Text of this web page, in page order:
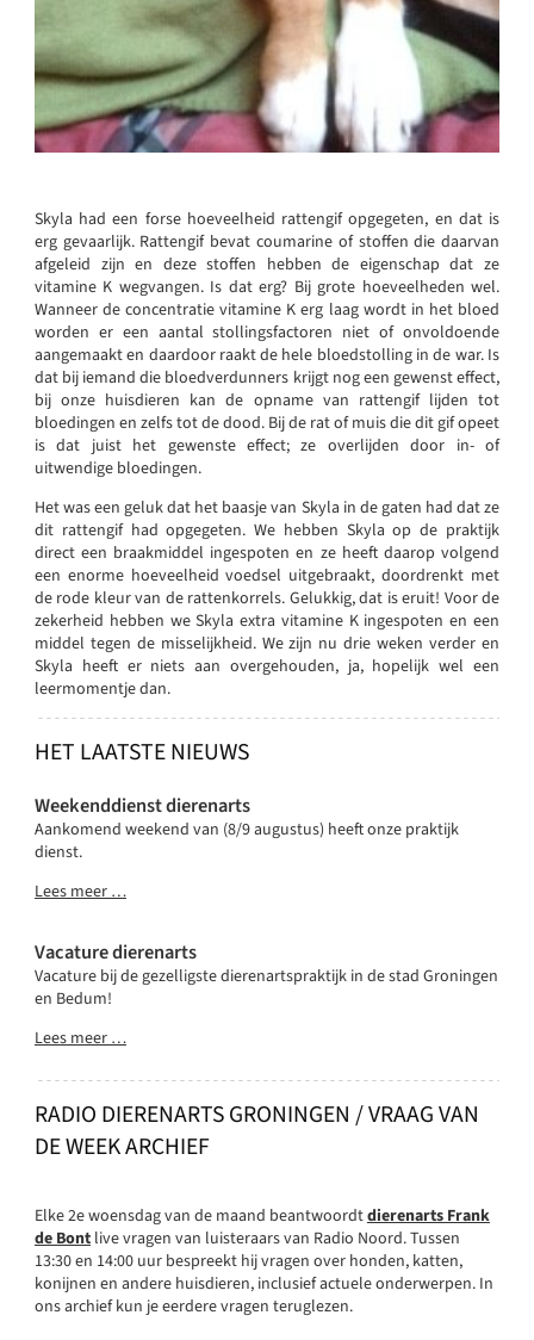
Skyla had een forse hoeveelheid rattengif opgegeten, en dat is
erg gevaarlijk. Rattengif bevat coumarine of stoffen die daarvan
afgeleid zijn en deze stoffen hebben de eigenschap dat ze
vitamine K wegvangen. Is dat erg? Bij grote hoeveelheden wel.
Wanneer de concentratie vitamine K erg laag wordt in het bloed
worden er een aantal stollingsfactoren niet of onvoldoende
aangemaakt en daardoor raakt de hele bloedstolling in de war. Is
dat bij iemand die bloedverdunners krijgt nog een gewenst effect,
bij onze huisdieren kan de opname van rattengif lijden tot
bloedingen en zelfs tot de dood. Bij de rat of muis die dit gif opeet
is dat juist het gewenste effect; ze overlijden door in- of
uitwendige bloedingen.
Het was een geluk dat het baasje van Skyla in de gaten had dat ze
dit rattengif had opgegeten. We hebben Skyla op de praktijk
direct een braakmiddel ingespoten en ze heeft daarop volgend
een enorme hoeveelheid voedsel uitgebraakt, doordrenkt met
de rode kleur van de rattenkorrels. Gelukkig, dat is eruit! Voor de
zekerheid hebben we Skyla extra vitamine K ingespoten en een
middel tegen de misselijkheid. We zijn nu drie weken verder en
Skyla heeft er niets aan overgehouden, ja, hopelijk wel een
leermomentje dan.
HET LAATSTE NIEUWS
Weekenddienst dierenarts
Aankomend weekend van (8/9 augustus) heeft onze praktijk
dienst.
Lees meer …
Vacature dierenarts
Vacature bij de gezelligste dierenartspraktijk in de stad Groningen
en Bedum!
Lees meer …
RADIO DIERENARTS GRONINGEN / VRAAG VAN
DE WEEK ARCHIEF
Elke 2e woensdag van de maand beantwoordtdierenarts Frank
de Bontlive vragen van luisteraars van Radio Noord. Tussen
13:30 en 14:00 uur bespreekt hij vragen over honden, katten,
konijnen en andere huisdieren, inclusief actuele onderwerpen. In
ons archief kun je eerdere vragen teruglezen.